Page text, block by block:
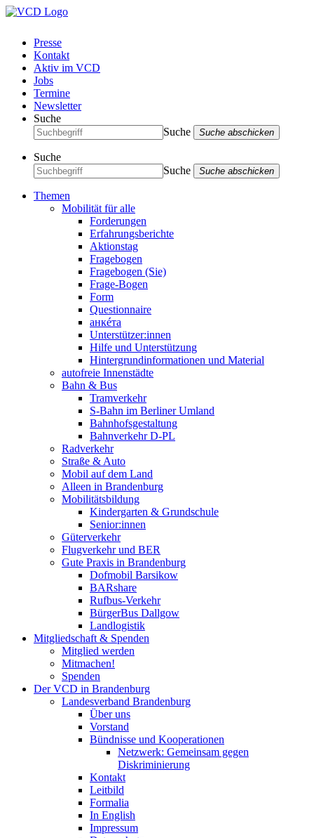
Presse
Kontakt
Aktiv im VCD
Jobs
Termine
Newsletter
Suche
Suche
Suche abschicken
Suche
Suche
Suche abschicken
Themen
Mobilität für alle
Forderungen
Erfahrungsberichte
Aktionstag
Fragebogen
Fragebogen (Sie)
Frage-Bogen
Form
Questionnaire
анкéта
Unterstützer:innen
Hilfe und Unterstützung
Hintergrundinformationen und Material
autofreie Innenstädte
Bahn & Bus
Tramverkehr
S-Bahn im Berliner Umland
Bahnhofsgestaltung
Bahnverkehr D-PL
Radverkehr
Straße & Auto
Mobil auf dem Land
Alleen in Brandenburg
Mobilitätsbildung
Kindergarten & Grundschule
Senior:innen
Güterverkehr
Flugverkehr und BER
Gute Praxis in Brandenburg
Dofmobil Barsikow
BARshare
Rufbus-Verkehr
BürgerBus Dallgow
Landlogistik
Mitgliedschaft & Spenden
Mitglied werden
Mitmachen!
Spenden
Der VCD in Brandenburg
Landesverband Brandenburg
Über uns
Vorstand
Bündnisse und Kooperationen
Netzwerk: Gemeinsam gegen
Diskriminierung
Kontakt
Leitbild
Formalia
In English
Impressum